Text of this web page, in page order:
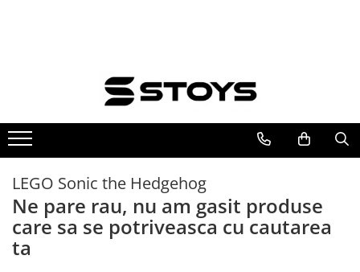
Jocuri si Jucarii Magnetice
Jocuri si Jucarii Magnetice de
Construit
Magnetic Tiles - Seturi constructie
Jocuri Magnetice cu bile si bete
Marble Run - Pista cu Bile
Seturi de Construcție Magnetică cu
Piste și Mașini
LEGO Sonic the Hedgehog
Ne pare rau, nu am gasit produse
care sa se potriveasca cu cautarea
ta